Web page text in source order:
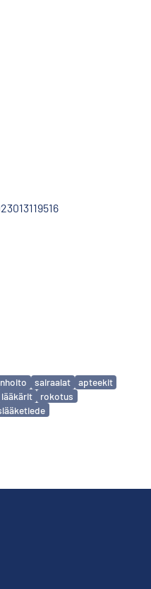
sairaalat
apteekit
lääkärit
rokotus